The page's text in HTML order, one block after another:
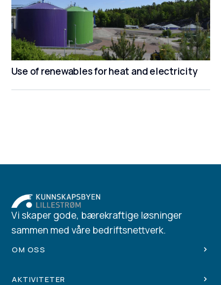
Use of renewables for heat and electricity
Vi skaper gode, bærekraftige løsninger
sammen med våre bedriftsnettverk.
OM OSS
AKTIVITETER